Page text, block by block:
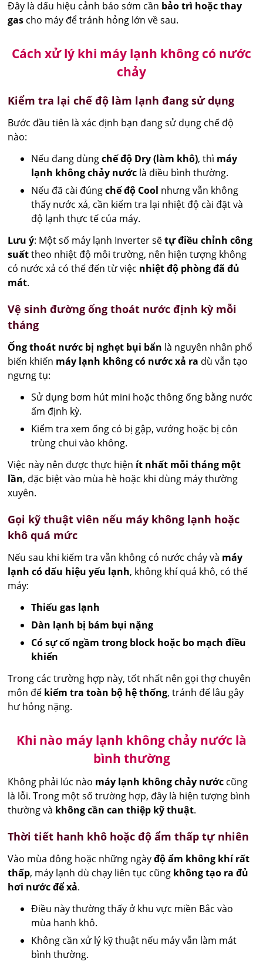
Đây là dấu hiệu cảnh báo sớm cần bảo trì hoặc thay
gas cho máy để tránh hỏng lớn về sau.
Cách xử lý khi máy lạnh không có nước
chảy
Kiểm tra lại chế độ làm lạnh đang sử dụng
Bước đầu tiên là xác định bạn đang sử dụng chế độ
nào:
Nếu đang dùngchế độ Dry (làm khô), thì máy
lạnh không chảy nước là điều bình thường.
Nếu đã cài đúngchế độ Cool nhưng vẫn không
thấy nước xả, cần kiểm tra lại nhiệt độ cài đặt và
độ lạnh thực tế của máy.
Lưu ý: Một số máy lạnh Inverter sẽtự điều chỉnh công
suấttheo nhiệt độ môi trường, nên hiện tượng không
có nước xả có thể đến từ việc nhiệt độ phòng đã đủ
mát.
Vệ sinh đường ống thoát nước định kỳ mỗi
tháng
Ống thoát nước bị nghẹt bụi bẩn là nguyên nhân phổ
biến khiến máy lạnh không có nước xả ra dù vẫn tạo
ngưng tụ:
Sử dụng bơm hút mini hoặc thông ống bằng nước
ấm định kỳ.
Kiểm tra xem ống có bị gập, vướng hoặc bị côn
trùng chui vào không.
Việc này nên được thực hiện ít nhất mỗi tháng một
lần, đặc biệt vào mùa hè hoặc khi dùng máy thường
xuyên.
Gọi kỹ thuật viên nếu máy không lạnh hoặc
khô quá mức
Nếu sau khi kiểm tra vẫn không có nước chảy và máy
lạnh có dấu hiệu yếu lạnh, không khí quá khô, có thể
máy:
Thiếu gas lạnh
Dàn lạnh bị bám bụi nặng
Có sự cố ngầm trong block hoặc bo mạch điều
khiển
Trong các trường hợp này, tốt nhất nên gọi thợ chuyên
môn để kiểm tra toàn bộ hệ thống, tránh để lâu gây
hư hỏng nặng.
Khi nào máy lạnh không chảy nước là
bình thường
Không phải lúc nào máy lạnh không chảy nước cũng
là lỗi. Trong một số trường hợp, đây là hiện tượng bình
thường và không cần can thiệp kỹ thuật.
Thời tiết hanh khô hoặc độ ẩm thấp tự nhiên
Vào mùa đông hoặc những ngàyđộ ẩm không khí rất
thấp, máy lạnh dù chạy liên tục cũng không tạo ra đủ
hơi nước để xả.
Điều này thường thấy ở khu vực miền Bắc vào
mùa hanh khô.
Không cần xử lý kỹ thuật nếu máy vẫn làm mát
bình thường.